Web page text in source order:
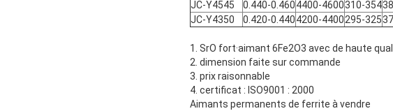
JC-Y4545 0.440-0.4604400-4600310-354
JC-Y4350
0.420-0.4404200-4400295-325
1. SrO fort·aimant 6Fe2O3 avec de haute
2. dimension faite sur commande
3. prix raisonnable
4. certificat : ISO9001 : 2000
Aimants permanents de ferrite à vendre